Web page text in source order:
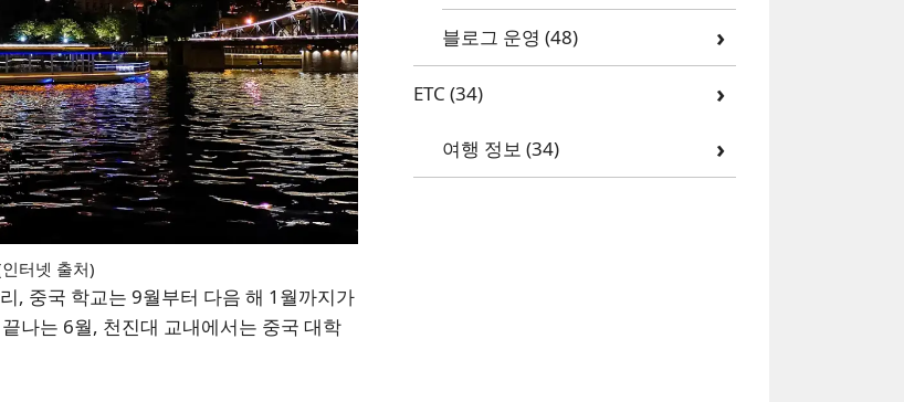
터넷 출처)
, 중국 학교는 9월부터 다음 해 1월까지가
나는 6월, 천진대 교내에서는 중국 대학
블로그 운영 (48)
ETC (34)
여행 정보 (34)